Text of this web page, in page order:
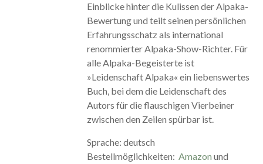
Einblicke hinter die Kulissen der Alpaka-
Bewertung und teilt seinen persönlichen
Erfahrungsschatz als international
renommierter Alpaka-Show-Richter. Für
alle Alpaka-Begeisterte ist
»Leidenschaft Alpaka« ein liebenswertes
Buch, bei dem die Leidenschaft des
Autors für die flauschigen Vierbeiner
zwischen den Zeilen spürbar ist.
Sprache: deutsch
Bestellmöglichkeiten:Amazon und